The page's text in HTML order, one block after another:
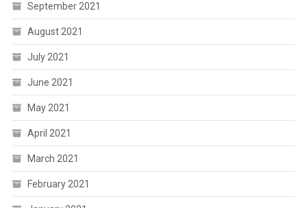
September 2021
August 2021
July 2021
June 2021
May 2021
April 2021
March 2021
February 2021